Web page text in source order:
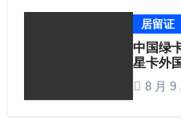
居留证
中国绿
星卡外
8 月 9